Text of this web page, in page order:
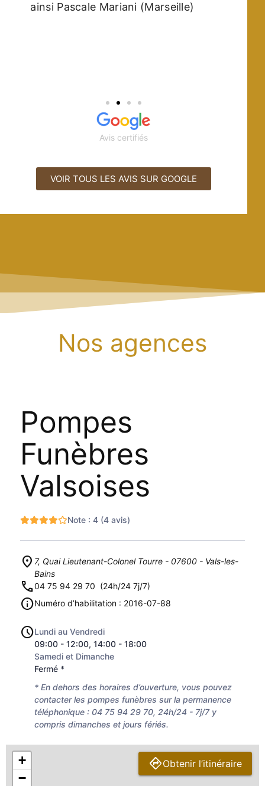
ainsi Pascale Mariani (Marseille)
Avis certifiés
VOIR TOUS LES AVIS SUR GOOGLE
Nos agences
Pompes
Funèbres
Valsoises
Note : 4 (4 avis)
7, Quai Lieutenant-Colonel Tourre - 07600 - Vals-les-
Bains
04 75 94 29 70 (24h/24 7j/7)
Numéro d’habilitation : 2016-07-88
Lundi au Vendredi
09:00 - 12:00, 14:00 - 18:00
Samedi et Dimanche
Fermé *
* En dehors des horaires d’ouverture, vous pouvez
contacter les pompes funèbres sur la permanence
téléphonique : 04 75 94 29 70, 24h/24 - 7j/7 y
compris dimanches et jours fériés.
+
−
Obtenir l’itinéraire